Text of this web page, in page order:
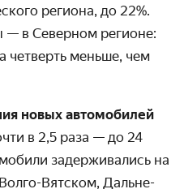
региона, до 22%.
— в Северном регионе:
четверть меньше, чем
новых автомобилей
в 2,5 раза — до 24
задерживались на
Вятском, Дальне­